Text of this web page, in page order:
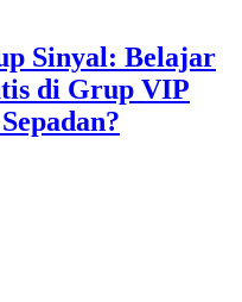
Sinyal: Belajar
di Grup VIP